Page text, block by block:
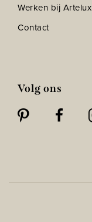
Werken bij Artelux
Contact
Volg ons